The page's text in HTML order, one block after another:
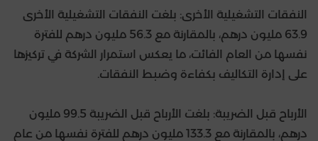
النفقات التشغيلية الأخرى: بلغت النفقات التشغيلية الأخرى
63.9 مليون درهم، بالمقارنة مع 56.3 مليون درهم للفترة
نفسها من العام الفائت، ما يعكس استمرار الشركة في تركيزها
على إدارة التكاليف بكفاءة وضبط النفقات.
الأرباح قبل الضريبة: بلغت الأرباح قبل الضريبة 99.5 مليون
درهم، بالمقارنة مع 133.3 مليون درهم للفترة نفسها من عام